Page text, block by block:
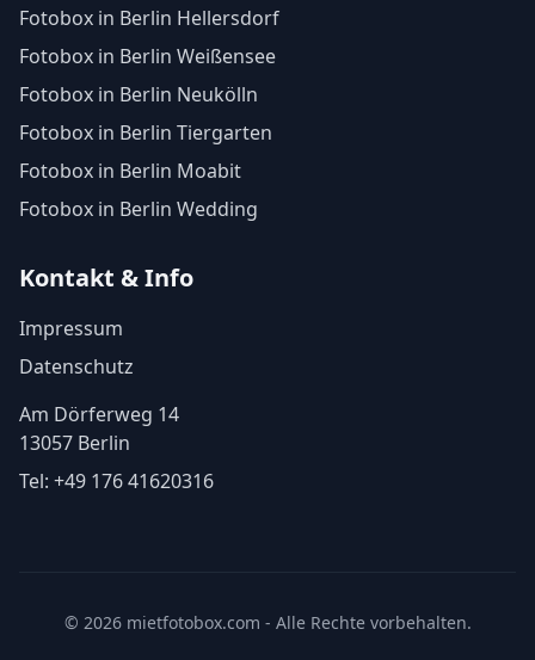
Fotobox in Berlin Hellersdorf
Fotobox in Berlin Weißensee
Fotobox in Berlin Neukölln
Fotobox in Berlin Tiergarten
Fotobox in Berlin Moabit
Fotobox in Berlin Wedding
Kontakt & Info
Impressum
Datenschutz
Am Dörferweg 14
13057 Berlin
Tel: +49 176 41620316
© 2026 mietfotobox.com - Alle Rechte vorbehalten.